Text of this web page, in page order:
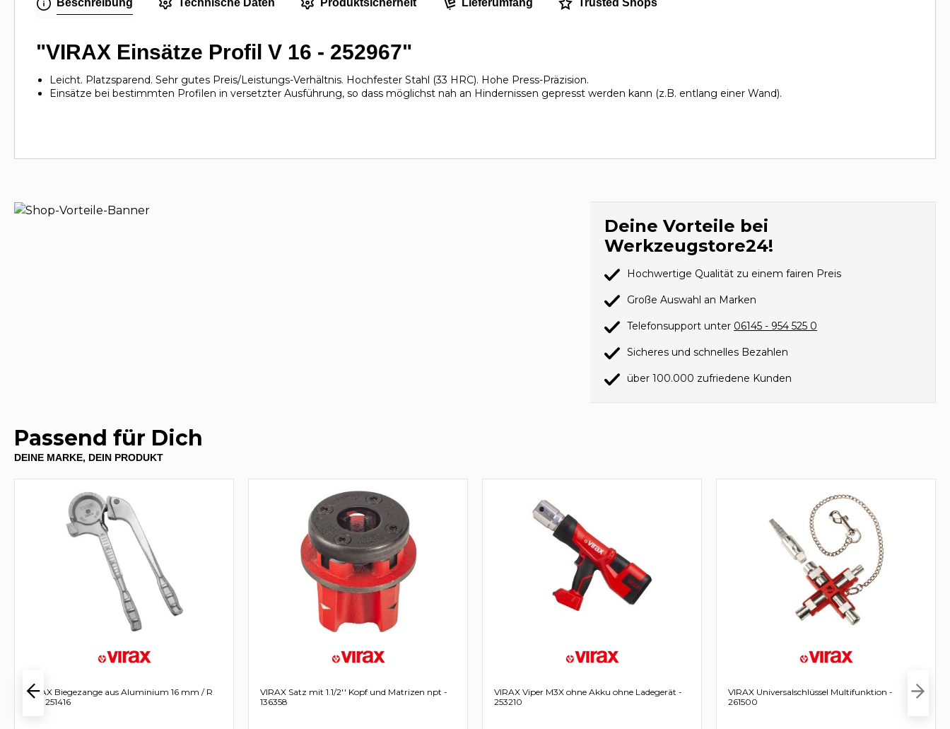
Beschreibung Technische Daten Produktsicherheit Lieferumfang Trusted Shops
"VIRAX Einsätze Profil V 16 - 252967"
Leicht. Platzsparend. Sehr gutes Preis/Leistungs-Verhältnis. Hochfester Stahl (33 HRC). Hohe Press-Präzision.
Einsätze bei bestimmten Profilen in versetzter Ausführung, so dass möglichst nah an Hindernissen gepresst werden kann (z.B. entlang einer Wand).
Deine Vorteile bei
Werkzeugstore24!
Hochwertige Qualität zu einem fairen Preis
Große Auswahl an Marken
Telefonsupport unter 06145 - 954 525 0
Sicheres und schnelles Bezahlen
über 100.000 zufriedene Kunden
Passend für Dich
DEINE MARKE, DEIN PRODUKT
VIRAX Biegezange aus Aluminium 16 mm / R
60 - 251416
VIRAX Satz mit 1.1/2'' Kopf und Matrizen npt -
136358
VIRAX Viper M3X ohne Akku ohne Ladegerät -
253210
VIRAX Universalschlüssel Multifunktion -
261500